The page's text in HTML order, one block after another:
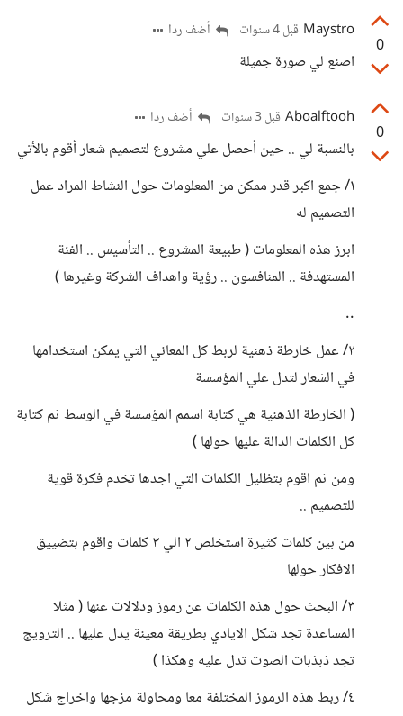
0
Maystro قبل 4 سنوات أضف ردا
اصنع لي صورة جميلة
0
Aboalftooh قبل 3 سنوات أضف ردا
بالنسبة لي .. حين أحصل علي مشروع لتصميم شعار أقوم بالأتي
١/ جمع اكبر قدر ممكن من المعلومات حول النشاط المراد عمل
التصميم له
ابرز هذه المعلومات ( طبيعة المشروع .. التأسيس .. الفئة
المستهدفة .. المنافسون .. رؤية واهداف الشركة وغيرها )
..
٢/ عمل خارطة ذهنية لربط كل المعاني التي يمكن استخدامها
في الشعار لتدل علي المؤسسة
( الخارطة الذهنية هي كتابة اسمم المؤسسة في الوسط ثم كتابة
كل الكلمات الدالة عليها حولها )
ومن ثم اقوم بتظليل الكلمات التي اجدها تخدم فكرة قوية
للتصميم ..
من بين كلمات كثيرة استخلص ٢ الي ٣ كلمات واقوم بتضييق
الافكار حولها
٣/ البحث حول هذه الكلمات عن رموز ودلالات عنها ( مثلا
المساعدة تجد شكل الايادي بطريقة معينة يدل عليها .. الترويج
تجد ذبذبات الصوت تدل عليه وهكذا )
٤/ ربط هذه الرموز المختلفة معا ومحاولة مزجها واخراج شكل